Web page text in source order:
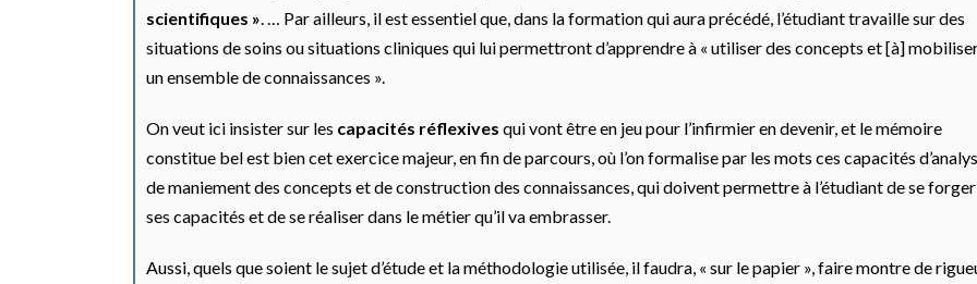
scientifiques ». … Par ailleurs, il est essentiel que, dans la formation qui aura précédé, l’étudiant travaille sur des
situations de soins ou situations cliniques qui lui permettront d’apprendre à « utiliser des concepts et [à]
un ensemble de connaissances ».
On veut ici insister sur les capacités réflexives qui vont être en jeu pour l’infirmier en devenir, et le mémoire
constitue bel est bien cet exercice majeur, en fin de parcours, où l’on formalise par les mots ces capacités
de maniement des concepts et de construction des connaissances, qui doivent permettre à l’étudiant de se forger
ses capacités et de se réaliser dans le métier qu’il va embrasser.
Aussi, quels que soient le sujet d’étude et la méthodologie utilisée, il faudra, « sur le papier », faire montre de